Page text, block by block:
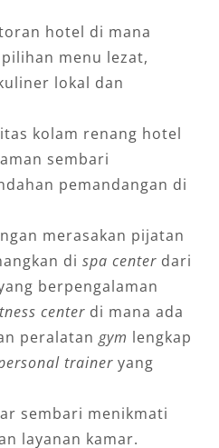
hotel di mana
menu lezat,
lokal dan
kolam renang hotel
sembari
pemandangan di
merasakan pijatan
di spa centerdari
berpengalaman
centerdi mana ada
peralatangym lengkap
traineryang
sembari menikmati
layanan kamar.